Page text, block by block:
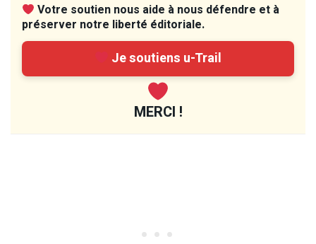
Votre soutien nous aide à nous défendre et à
préserver notre liberté éditoriale.
Je soutiens u-Trail
MERCI !